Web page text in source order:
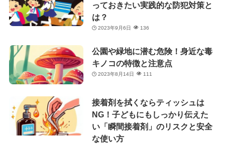
っておきたい実践的な防犯対策と
は？
2023年9月6日 136
公園や緑地に潜む危険！身近な毒
キノコの特徴と注意点
2023年8月14日 111
接着剤を拭くならティッシュは
NG！子どもにもしっかり伝えた
い「瞬間接着剤」のリスクと安全
な使い方